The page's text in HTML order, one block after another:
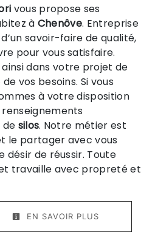
vous propose ses
à Chenôve. Entreprise
savoir-faire de qualité,
pour vous satisfaire.
dans votre projet de
vos besoins. Si vous
à votre disposition
de silos. Notre métier est
le partager avec vous
de réussir. Toute
travaille avec propreté et
EN SAVOIR PLUS